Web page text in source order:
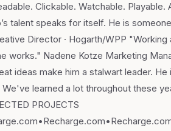
Clickable. Watchable.
talent speaks for itself. He is
Director · Hogarth/WPP
works." Nadene Kotze Marketing
ideas make him a stalwart leader.
learned a lot throughout these
PROJECTS